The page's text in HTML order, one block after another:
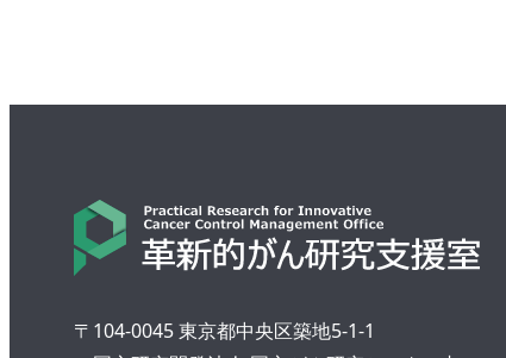
〒104-0045 東京都中央区築地5-1-1